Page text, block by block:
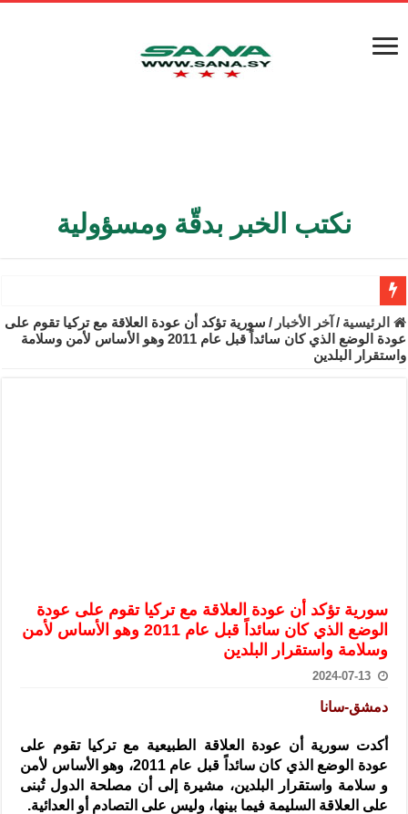
نكتب الخبر بدقّة ومسؤولية
الأمن الداخلي يعثر على مقبرة جماعية في ريف اللاذقية تضم 9 جثامين
الوزير الشيباني يبحث في باريس تعزيز الاستقرار في سوريا
سوريا تبحث مع الإيسيسكو التعاون في البحث العلمي وحماية التراث
الرئيسية / آخر الأخبار / سورية تؤكد أن عودة العلاقة مع تركيا تقوم على
عودة الوضع الذي كان سائداً قبل عام 2011 وهو الأساس لأمن وسلامة
واستقرار البلدين
سورية تؤكد أن عودة العلاقة مع تركيا تقوم على عودة
الوضع الذي كان سائداً قبل عام 2011 وهو الأساس لأمن
وسلامة واستقرار البلدين
2024-07-13
دمشق-سانا
أكدت سورية أن عودة العلاقة الطبيعية مع تركيا تقوم على
عودة الوضع الذي كان سائداً قبل عام 2011، وهو الأساس لأمن
و سلامة واستقرار البلدين، مشيرة إلى أن مصلحة الدول تُبنى
على العلاقة السليمة فيما بينها، وليس على التصادم أو العدائية.